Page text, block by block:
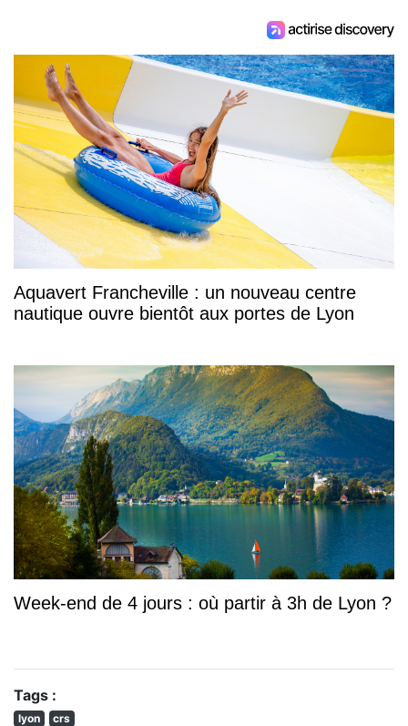
Aquavert Francheville : un nouveau centre
nautique ouvre bientôt aux portes de Lyon
Week-end de 4 jours : où partir à 3h de Lyon ?
Tags :
lyon crs